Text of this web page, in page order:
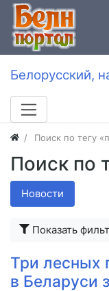
Белорусский,
Поиск по тегу
Поиск по
Новости
Показать
Три лесных
в Беларуси